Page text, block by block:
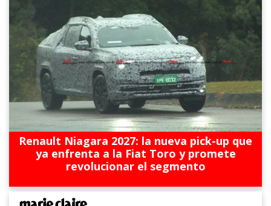
Renault Niagara 2027: la nueva pick-up que
ya enfrenta a la Fiat Toro y promete
revolucionar el segmento